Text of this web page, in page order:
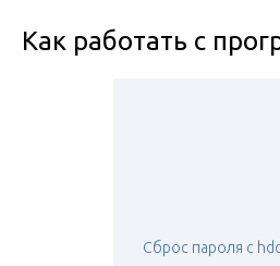
Как работать с
Сброс пароля с